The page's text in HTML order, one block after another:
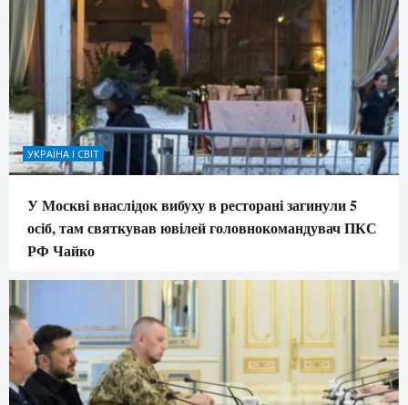
УКРАЇНА І СВІТ
У Москві внаслідок вибуху в ресторані загинули 5
осіб, там святкував ювілей головнокомандувач ПКС
РФ Чайко